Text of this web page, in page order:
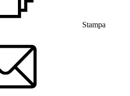
Stampa